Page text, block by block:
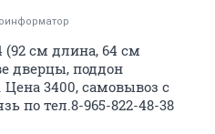
см длина, 64 см
дверцы, поддон
3400, самовывоз с
по тел.8-965-822-48-38